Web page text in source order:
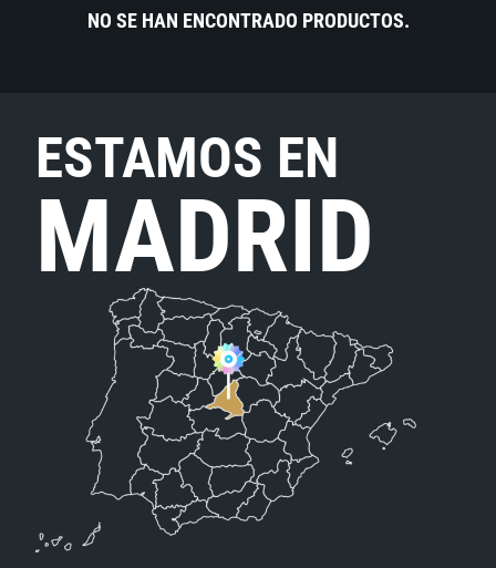
NO SE HAN ENCONTRADO PRODUCTOS.
ESTAMOS EN
MADRID